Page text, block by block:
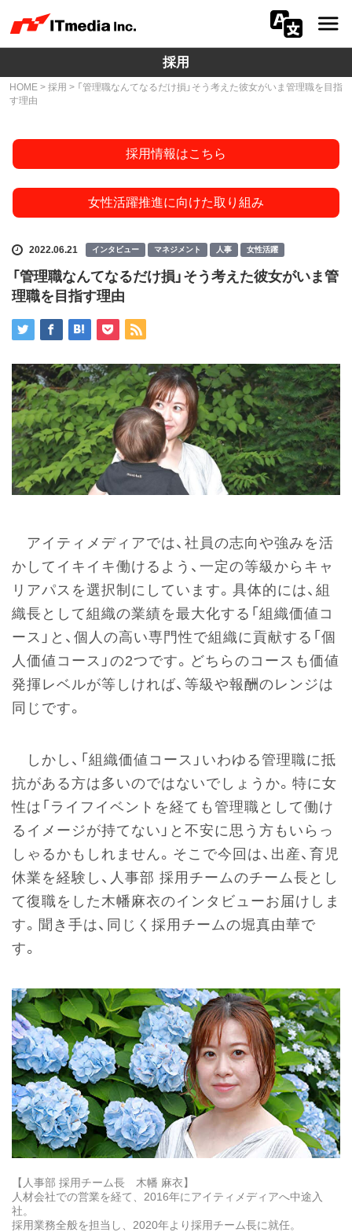
ニュース
IR
プライバシー
採用
メディア一覧
広告サービス
採用
HOME > 採用 > 「管理職なんてなるだけ損」そう考えた彼女がいま管理職を目指
す理由
採用情報はこちら
女性活躍推進に向けた取り組み
2022.06.21 インタビュー マネジメント 人事 女性活躍
「管理職なんてなるだけ損」そう考えた彼女がいま管
理職を目指す理由
アイティメディアでは、社員の志向や強みを活
かしてイキイキ働けるよう、一定の等級からキャ
リアパスを選択制にしています。具体的には、組
織長として組織の業績を最大化する「組織価値コ
ース」と、個人の高い専門性で組織に貢献する「個
人価値コース」の2つです。どちらのコースも価値
発揮レベルが等しければ、等級や報酬のレンジは
同じです。
しかし、「組織価値コース」いわゆる管理職に抵
抗がある方は多いのではないでしょうか。特に女
性は「ライフイベントを経ても管理職として働け
るイメージが持てない」と不安に思う方もいらっ
しゃるかもしれません。そこで今回は、出産、育児
休業を経験し、人事部 採用チームのチーム長とし
て復職をした木幡麻衣のインタビューお届けしま
す。聞き手は、同じく採用チームの堀真由華で
す。
【人事部 採用チーム長 木幡 麻衣】
人材会社での営業を経て、2016年にアイティメディアへ中途入
社。
採用業務全般を担当し、2020年より採用チーム長に就任。